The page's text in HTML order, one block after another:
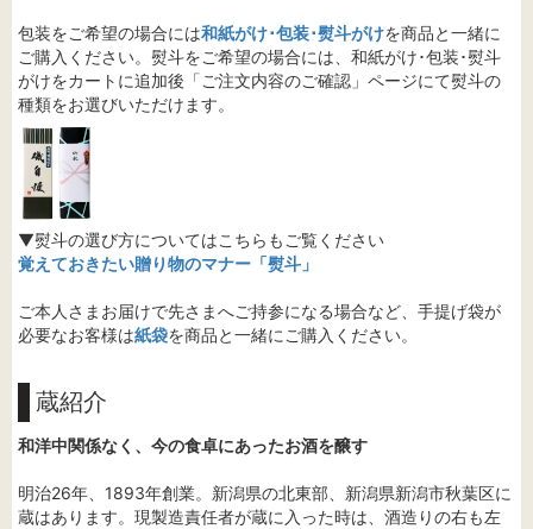
包装をご希望の場合には和紙がけ･包装･熨斗がけを商品と一緒に
ご購入ください。熨斗をご希望の場合には、和紙がけ･包装･熨斗
がけをカートに追加後「ご注文内容のご確認」ページにて熨斗の
種類をお選びいただけます。
▼熨斗の選び方についてはこちらもご覧ください
覚えておきたい贈り物のマナー「熨斗」
ご本人さまお届けで先さまへご持参になる場合など、手提げ袋が
必要なお客様は紙袋を商品と一緒にご購入ください。
蔵紹介
和洋中関係なく、今の食卓にあったお酒を醸す
明治26年、1893年創業。新潟県の北東部、新潟県新潟市秋葉区に
蔵はあります。現製造責任者が蔵に入った時は、酒造りの右も左